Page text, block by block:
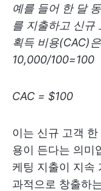
예를 들어 한 달
를 지출하고 신규
획득 비용(CAC)
10,000/100=100
CAC = $100
이는 신규 고객
용이 든다는 의미
케팅 지출이 지속
과적으로 창출하